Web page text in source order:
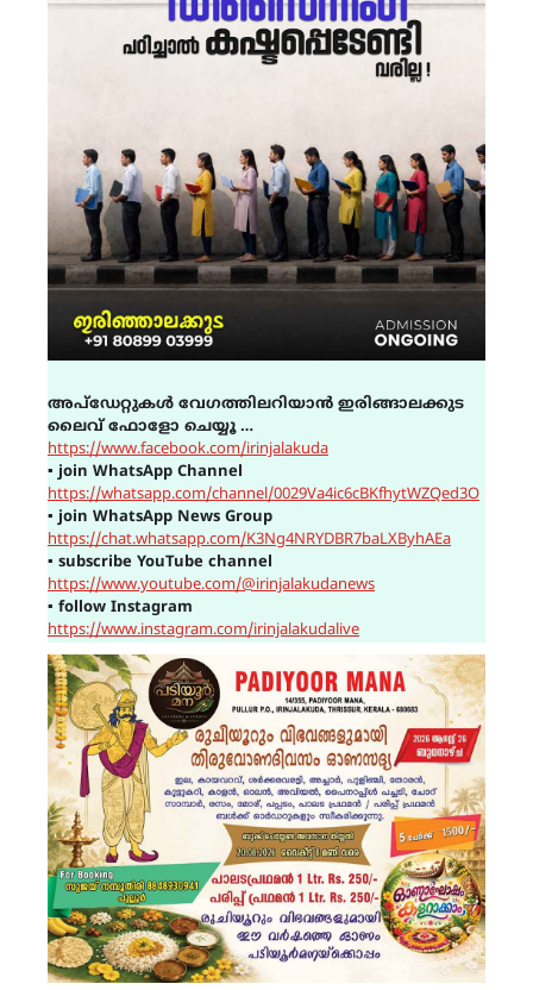
അപ്ഡേറ്റുകൾ വേഗത്തിലറിയാൻ ഇരിങ്ങാലക്കുട
ലൈവ് ഫോളോ ചെയ്യൂ …
https://www.facebook.com/irinjalakuda
▪ join WhatsApp Channel
https://whatsapp.com/channel/0029Va4ic6cBKfhytWZQed3O
▪ join WhatsApp News Group
https://chat.whatsapp.com/K3Ng4NRYDBR7baLXByhAEa
▪ subscribe YouTube channel
https://www.youtube.com/@irinjalakudanews
▪ follow Instagram
https://www.instagram.com/irinjalakudalive